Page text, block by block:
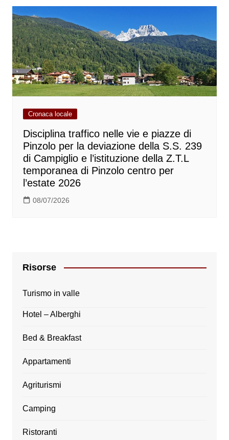
Cronaca locale
Disciplina traffico nelle vie e piazze di
Pinzolo per la deviazione della S.S. 239
di Campiglio e l’istituzione della Z.T.L
temporanea di Pinzolo centro per
l’estate 2026
08/07/2026
Risorse
Turismo in valle
Hotel – Alberghi
Bed & Breakfast
Appartamenti
Agriturismi
Camping
Ristoranti